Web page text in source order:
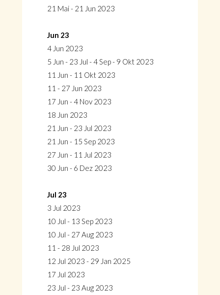
21 Mai - 21 Jun 2023
Jun 23
4 Jun 2023
5 Jun - 23 Jul - 4 Sep - 9 Okt 2023
11 Jun - 11 Okt 2023
11 - 27 Jun 2023
17 Jun - 4 Nov 2023
18 Jun 2023
21 Jun - 23 Jul 2023
21 Jun - 15 Sep 2023
27 Jun - 11 Jul 2023
30 Jun - 6 Dez 2023
Jul 23
3 Jul 2023
10 Jul - 13 Sep 2023
10 Jul - 27 Aug 2023
11 - 28 Jul 2023
12 Jul 2023 - 29 Jan 2025
17 Jul 2023
23 Jul - 23 Aug 2023